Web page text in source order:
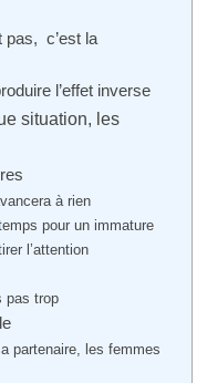
pas, c’est la
l’effet inverse
situation, les
à rien
pour un immature
l’attention
pas trop
partenaire, les femmes